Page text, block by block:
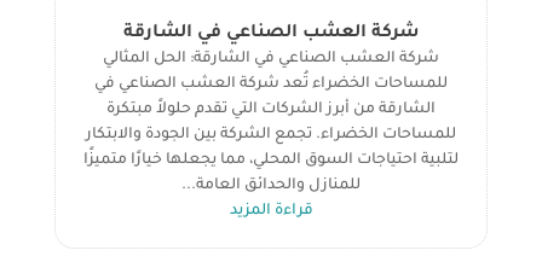
شركة العشب الصناعي في الشارقة
شركة العشب الصناعي في الشارقة: الحل المثالي
للمساحات الخضراء تُعد شركة العشب الصناعي في
الشارقة من أبرز الشركات التي تقدم حلولاً مبتكرة
للمساحات الخضراء. تجمع الشركة بين الجودة والابتكار
لتلبية احتياجات السوق المحلي، مما يجعلها خيارًا متميزًا
للمنازل والحدائق العامة...
قراءة المزيد